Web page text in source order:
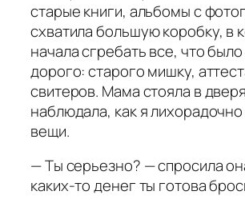
старые книги, альбомы с
схватила большую коробку, в
начала сгребать все, что
дорого: старого мишку,
свитеров. Мама стояла в
наблюдала, как я
вещи.
— Ты серьезно? — спросила
каких-то денег ты готова